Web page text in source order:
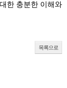
한 충분한 이해와
목록으로